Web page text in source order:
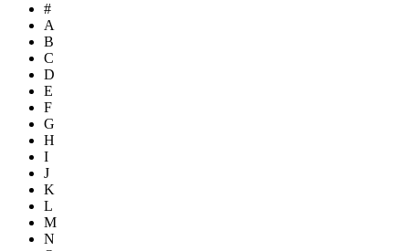
#
A
B
C
D
E
F
G
H
I
J
K
L
M
N